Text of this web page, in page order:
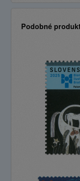
Podobné